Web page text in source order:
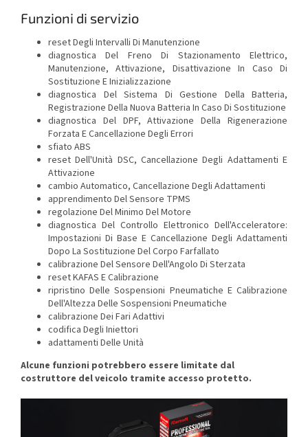
Funzioni di servizio
reset Degli Intervalli Di Manutenzione
diagnostica Del Freno Di Stazionamento Elettrico,
Manutenzione, Attivazione, Disattivazione In Caso Di
Sostituzione E Inizializzazione
diagnostica Del Sistema Di Gestione Della Batteria,
Registrazione Della Nuova Batteria In Caso Di Sostituzione
diagnostica Del DPF, Attivazione Della Rigenerazione
Forzata E Cancellazione Degli Errori
sfiato ABS
reset Dell'Unità DSC, Cancellazione Degli Adattamenti E
Attivazione
cambio Automatico, Cancellazione Degli Adattamenti
apprendimento Del Sensore TPMS
regolazione Del Minimo Del Motore
diagnostica Del Controllo Elettronico Dell'Acceleratore:
Impostazioni Di Base E Cancellazione Degli Adattamenti
Dopo La Sostituzione Del Corpo Farfallato
calibrazione Del Sensore Dell'Angolo Di Sterzata
reset KAFAS E Calibrazione
ripristino Delle Sospensioni Pneumatiche E Calibrazione
Dell'Altezza Delle Sospensioni Pneumatiche
calibrazione Dei Fari Adattivi
codifica Degli Iniettori
adattamenti Delle Unità
Alcune funzioni potrebbero essere limitate dal
costruttore del veicolo tramite accesso protetto.